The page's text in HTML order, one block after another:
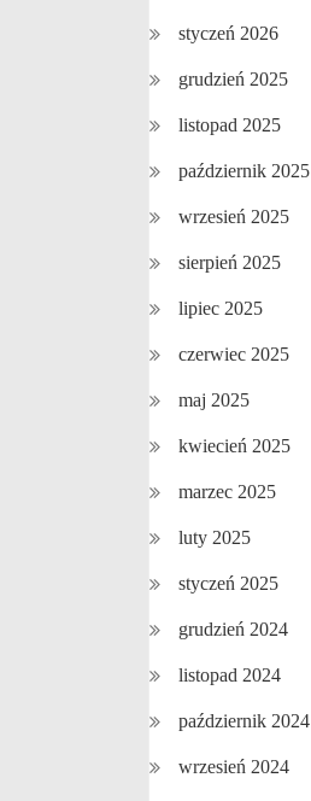
styczeń 2026
grudzień 2025
listopad 2025
październik 2025
wrzesień 2025
sierpień 2025
lipiec 2025
czerwiec 2025
maj 2025
kwiecień 2025
marzec 2025
luty 2025
styczeń 2025
grudzień 2024
listopad 2024
październik 2024
wrzesień 2024